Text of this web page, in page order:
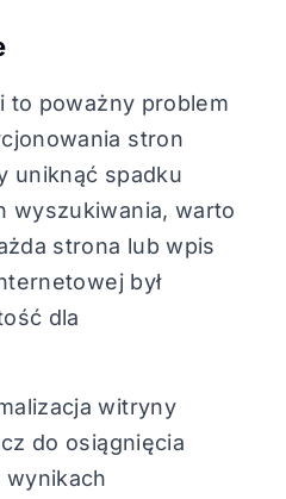
to poważny problem
stron
uniknąć spadku
wyszukiwania, warto
strona lub wpis
był
dla
witryny
do osiągnięcia